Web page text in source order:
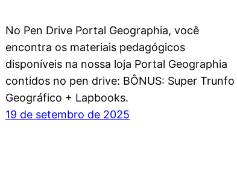
No Pen Drive Portal Geographia, você
encontra os materiais pedagógicos
disponíveis na nossa loja Portal Geographia
contidos no pen drive: BÔNUS: Super Trunfo
Geográfico + Lapbooks.
19 de setembro de 2025